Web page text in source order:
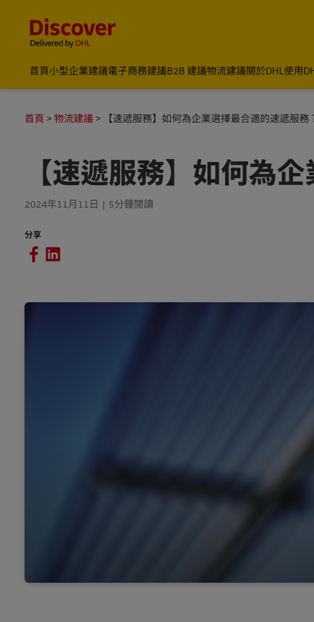
首頁小型企業建議電子商務建議B2B 建議物流建議關於DHL使用
首頁 物流建議 【速遞服務】如何為企業選擇最合適的速遞服務
【速遞服務】如何為
2024年11月11日 5分鐘閱讀
分享